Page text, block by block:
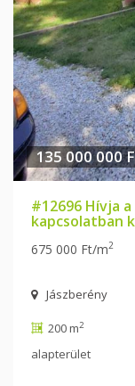
135 000 000
#12696 Hívja
kapcsolatban
675 000 Ft/m2
Jászberény
200 m2
alapterület